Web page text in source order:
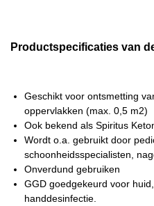
Productspecificaties van
Geschikt voor ontsmetting
oppervlakken (max. 0,5 m2)
Ook bekend als Spiritus
Wordt o.a. gebruikt door
schoonheidsspecialisten,
Onverdund gebruiken
GGD goedgekeurd voor
handdesinfectie.